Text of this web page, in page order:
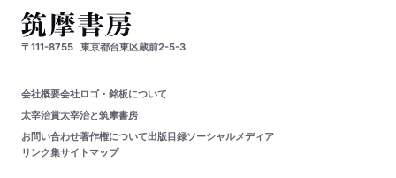
〒111-8755 東京都台東区蔵前2-5-3
会社概要会社ロゴ・銘板について
太宰治賞太宰治と筑摩書房
お問い合わせ著作権について出版目録ソーシャルメディア
リンク集サイトマップ